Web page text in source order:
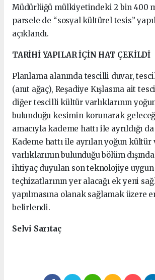
Müdürlüğü mülkiyetindeki 2 bin 400
parsele de “sosyal kültürel tesis”
açıklandı.
TARİHİ YAPILAR İÇİN HAT ÇEKİLDİ
Planlama alanında tescilli duvar,
(anıt ağaç), Reşadiye Kışlasına ait
diğer tescilli kültür varlıklarının
bulunduğu kesimin korunarak
amacıyla kademe hattı ile ayrıldığı
Kademe hattı ile ayrılan yoğun kültür
varlıklarının bulunduğu bölüm
ihtiyaç duyulan son teknolojiye uygun
teçhizatlarının yer alacağı ek yeni
yapılmasına olanak sağlamak üzere
belirlendi.
Selvi Sarıtaç